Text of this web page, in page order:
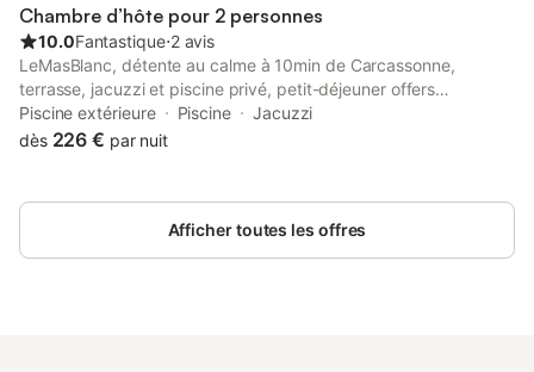
Chambre d’hôte pour 2 personnes
10.0Fantastique⋅2 avis
LeMasBlanc, détente au calme à 10min de Carcassonne,
terrasse, jacuzzi et piscine privé, petit-déjeuner offers
accommodation in Malves-en-Minervois, 8.1 km from Pont
Rouge Commercial Zone and 15 km from Cavayere Lake.
Piscine extérieure Piscine
Jacuzzi
dès 226 € par nuit
Afficher toutes les offres